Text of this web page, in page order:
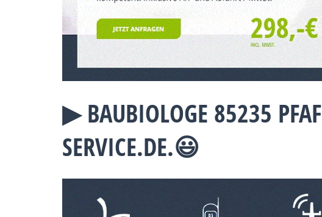
▶︎ BAUBIOLOGE 85235
SERVICE.DE.😃